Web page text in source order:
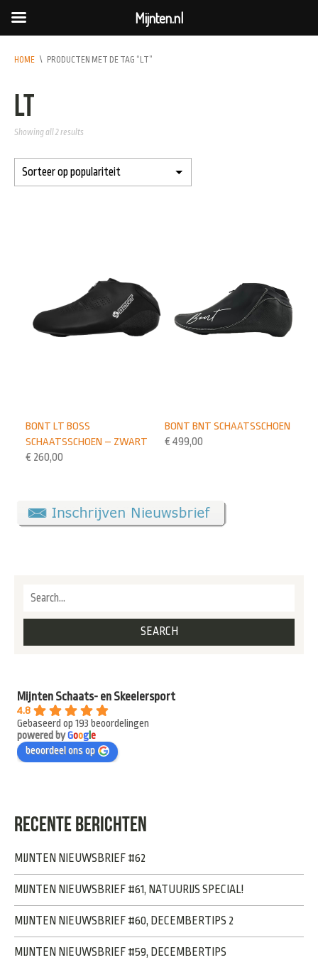
HOME \ PRODUCTEN MET DE TAG “LT”
LT
Showing all 2 results
BONT BNT SCHAATSSCHOEN
€ 499,00
BONT LT BOSS
SCHAATSSCHOEN – ZWART
€ 260,00
Mijnten Schaats- en Skeelersport
4.8
Gebaseerd op 193 beoordelingen
powered byGooge
beoordeel ons op
RECENTE BERICHTEN
MIJNTEN NIEUWSBRIEF #62
MIJNTEN NIEUWSBRIEF #61, NATUURIJS SPECIAL!
MIJNTEN NIEUWSBRIEF #60, DECEMBERTIPS 2
MIJNTEN NIEUWSBRIEF #59, DECEMBERTIPS
Mijnten.nl